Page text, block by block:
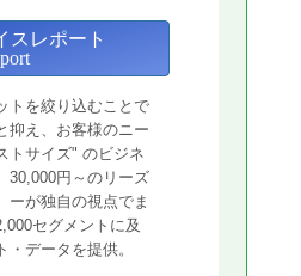
スレポート
トを絞り込むことで
抑え、お客様のニー
トサイズ" のビジネ
30,000円～のリーズ
ーが独自の視点でま
セグメントに及
・データを提供。